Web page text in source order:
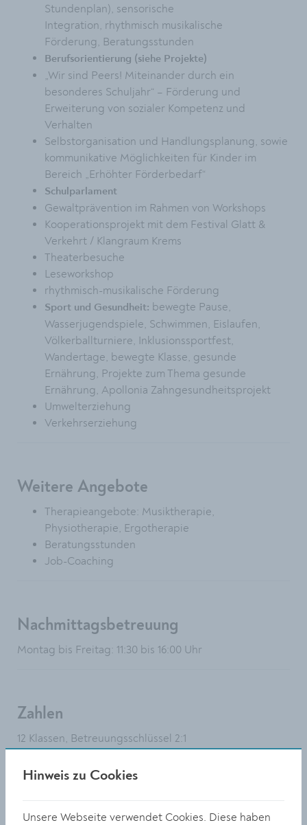
Stundenplan), sensorische
Integration, rhythmisch musikalische
Förderung, Beratungsstunden
Berufsorientierung (siehe Projekte)
„Wir sind Peers! Miteinander durch ein
besonderes Schuljahr“ – Förderung und
Erweiterung von sozialer Kompetenz und
Verhalten
Selbstorganisation und Handlungsplanung, sowie
kommunikative Möglichkeiten für Kinder im
Bereich „Erhöhter Förderbedarf“
Schulparlament
Gewaltprävention im Rahmen von Workshops
Kooperationsprojekt mit dem Festival Glatt &
Verkehrt / Klangraum Krems
Theaterbesuche
Leseworkshop
rhythmisch-musikalische Förderung
Sport und Gesundheit: bewegte Pause,
Wasserjugendspiele, Schwimmen, Eislaufen,
Völkerballturniere, Inklusionssportfest,
Wandertage, bewegte Klasse, gesunde
Ernährung, Projekte zum Thema gesunde
Ernährung, Apollonia Zahngesundheitsprojekt
Umwelterziehung
Verkehrserziehung
Weitere Angebote
Therapieangebote: Musiktherapie,
Physiotherapie, Ergotherapie
Beratungsstunden
Job-Coaching
Nachmittagsbetreuung
Montag bis Freitag: 11:30 bis 16:00 Uhr
Zahlen
12 Klassen, Betreuungsschlüssel 2:1
Hinweis zu Cookies
Unsere Webseite verwendet Cookies. Diese haben